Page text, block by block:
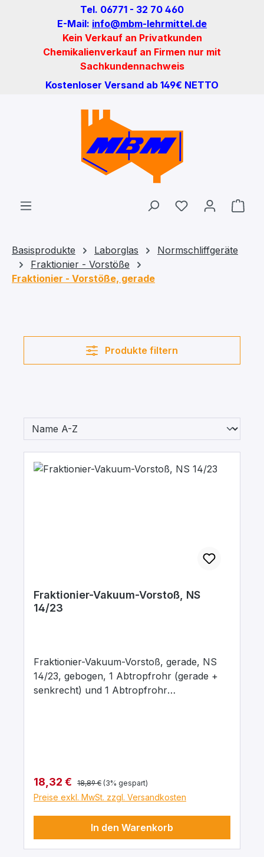
Zum Hauptinhalt springenTel. 06771 - 32 70 460
E-Mail: info@mbm-lehrmittel.de
Kein Verkauf an Privatkunden
Chemikalienverkauf an Firmen nur mit
Sachkundennachweis
Kostenloser Versand ab 149€ NETTO
Du hast 0
Basisprodukte Laborglas
Normschliffgeräte
Fraktionier - Vorstöße
Fraktionier - Vorstöße, gerade
Produkte filtern
Fraktionier-Vakuum-Vorstoß, NS
14/23
Fraktionier-Vakuum-Vorstoß, gerade, NS
14/23, gebogen, 1 Abtropfrohr (gerade +
senkrecht) und 1 Abtropfrohr
Verkaufspreis:
18,32 € Regulärer Preis:
18,89 € (3% gespart)
Preise exkl. MwSt. zzgl. Versandkosten
In den Warenkorb